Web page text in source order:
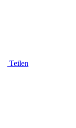
Teilen